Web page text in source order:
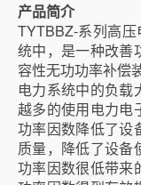
产品简介
TYTBBZ-系列高
统中，是一种改善
容性无功功率补偿
电力系统中的负载
越多的使用电力电
功率因数降低了设
质量，降低了设备
功率因数很低带来